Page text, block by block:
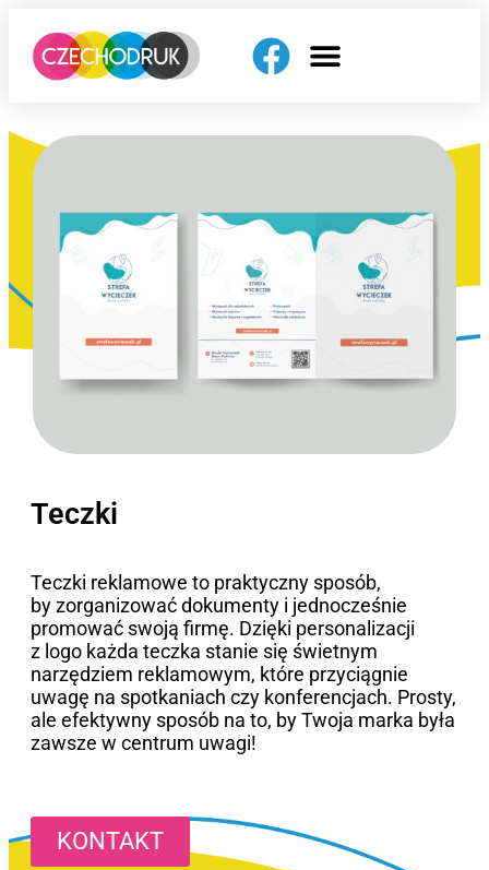
Teczki
Teczki reklamowe to praktyczny sposób,
by zorganizować dokumenty i jednocześnie
promować swoją firmę. Dzięki personalizacji
z logo każda teczka stanie się świetnym
narzędziem reklamowym, które przyciągnie
uwagę na spotkaniach czy konferencjach. Prosty,
ale efektywny sposób na to, by Twoja marka była
zawsze w centrum uwagi!
KONTAKT